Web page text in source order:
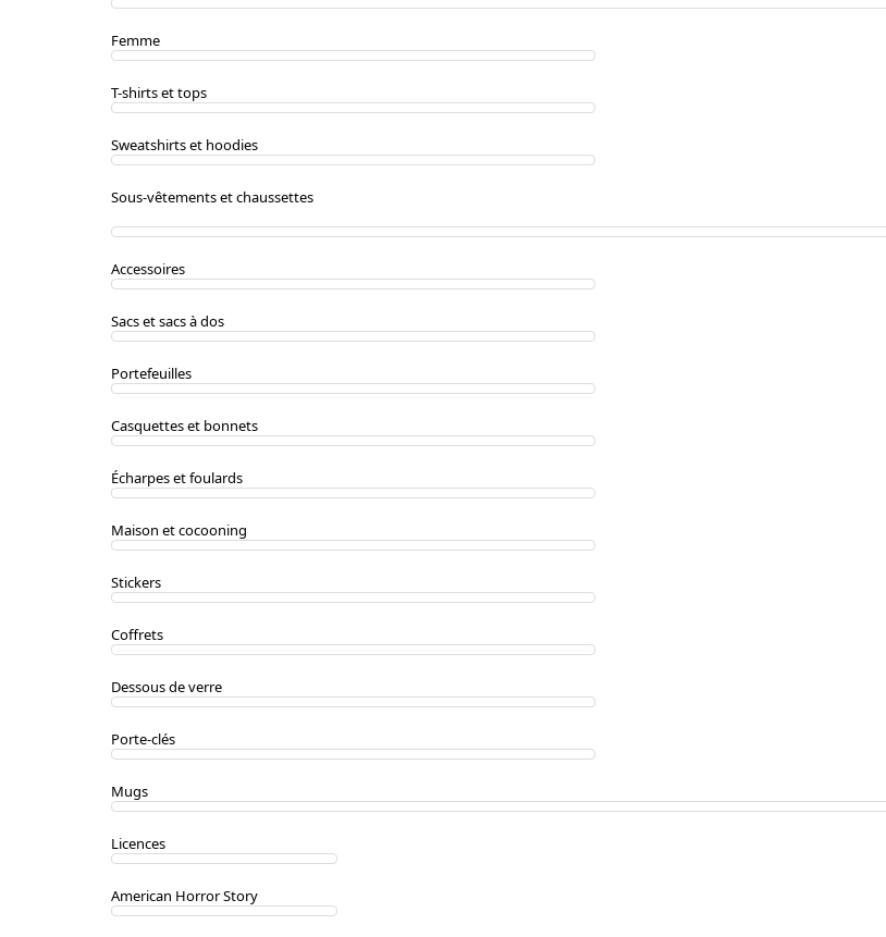
Femme
T-shirts et tops
Sweatshirts et hoodies
Sous-vêtements et chaussettes
Accessoires
Sacs et sacs à dos
Portefeuilles
Casquettes et bonnets
Écharpes et foulards
Maison et cocooning
Stickers
Coffrets
Dessous de verre
Porte-clés
Mugs
Licences
American Horror Story